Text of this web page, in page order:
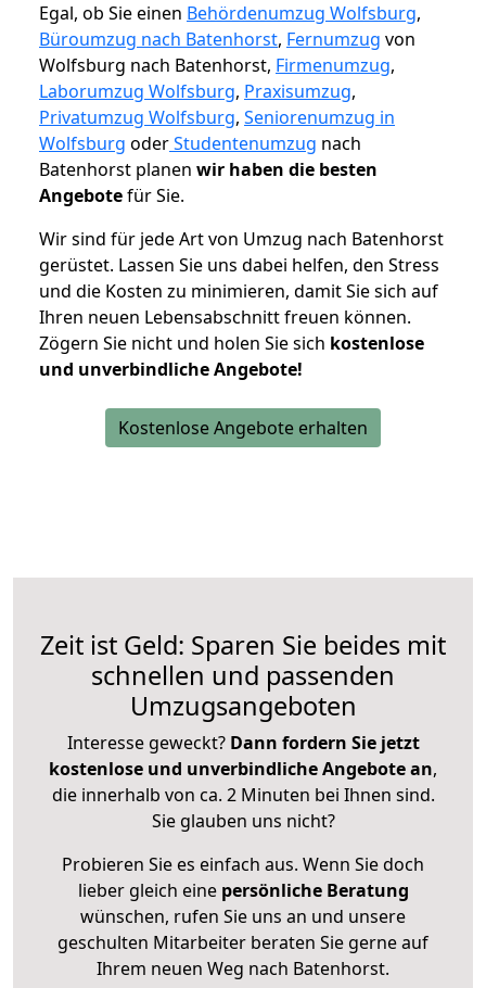
Egal, ob Sie einen Behördenumzug Wolfsburg,
Büroumzug nach Batenhorst, Fernumzug von
Wolfsburg nach Batenhorst, Firmenumzug,
Laborumzug Wolfsburg, Praxisumzug,
Privatumzug Wolfsburg, Seniorenumzug in
Wolfsburg oderStudentenumzug nach
Batenhorst planen wir haben die besten
Angebotefür Sie.
Wir sind für jede Art von Umzug nach Batenhorst
gerüstet. Lassen Sie uns dabei helfen, den Stress
und die Kosten zu minimieren, damit Sie sich auf
Ihren neuen Lebensabschnitt freuen können.
Zögern Sie nicht und holen Sie sich kostenlose
und unverbindliche Angebote!
Kostenlose Angebote erhalten
Zeit ist Geld: Sparen Sie beides mit
schnellen und passenden
Umzugsangeboten
Interesse geweckt? Dann fordern Sie jetzt
kostenlose und unverbindliche Angebote an,
die innerhalb von ca. 2 Minuten bei Ihnen sind.
Sie glauben uns nicht?
Probieren Sie es einfach aus. Wenn Sie doch
lieber gleich eine persönliche Beratung
wünschen, rufen Sie uns an und unsere
geschulten Mitarbeiter beraten Sie gerne auf
Ihrem neuen Weg nach Batenhorst.